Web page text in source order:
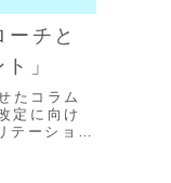
チと
」
たコラム
定に向け
テーション